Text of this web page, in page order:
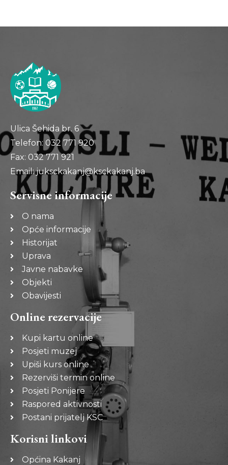
Ulica Šehida br. 6
Telefon: 032 771 920
Fax: 032 771 921
Email: juksckakanj@ksckakanj.ba
Servisne informacije
O nama
Opće informacije
Historijat
Uprava
Javne nabavke
Objekti
Obavijesti
Online rezervacije
Kupi kartu online
Posjeti muzej
Upiši kurs online
Rezerviši termin online
Posjeti Ponijere
Raspored aktivnosti
Postani prijatelj KSC
Korisni linkovi
Općina Kakanj